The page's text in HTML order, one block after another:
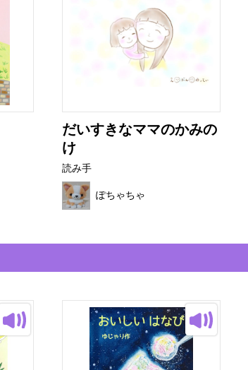
だいすきなママのかみの
け
読み手
ぽちゃちゃ